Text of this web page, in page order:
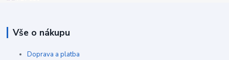
Vše o nákupu
Doprava a platba